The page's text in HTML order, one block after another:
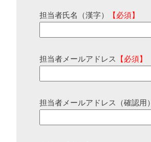
担当者氏名（漢字） 【必須】
担当者メールアドレス 【必須】
担当者メールアドレス（確認用）